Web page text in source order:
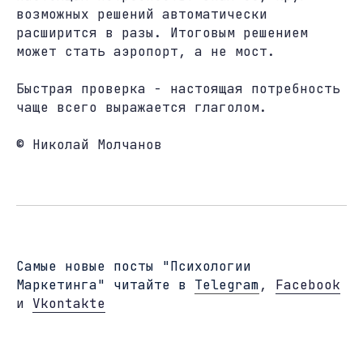
возможных решений автоматически
расширится в разы. Итоговым решением
может стать аэропорт, а не мост.
Быстрая проверка - настоящая потребность
чаще всего выражается глаголом.
© Николай Молчанов
Cамые новые посты "Психологии
Маркетинга" читайте в Telegram, Facebook
и Vkontakte